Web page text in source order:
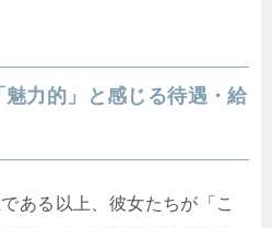
力的」と感じる待遇・給
ある以上、彼女たちが「こ